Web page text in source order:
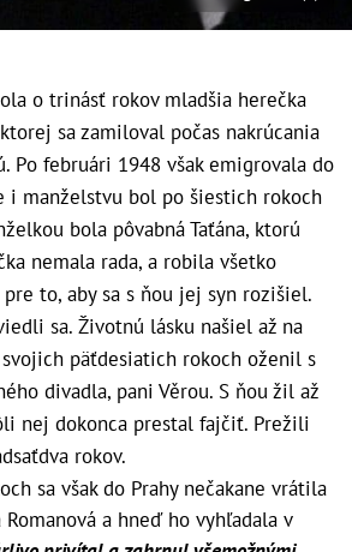
o trinásť rokov mladšia herečka
sa zamiloval počas nakrúcania
Po februári 1948 však emigrovala do
i manželstvu bol po šiestich rokoch
bola pôvabná Taťána, ktorú
nemala rada, a robila všetko
to, aby sa s ňou jej syn rozišiel.
sa. Životnú lásku našiel až na
päťdesiatich rokoch oženil s
divadla, pani Věrou. S ňou žil až
nej dokonca prestal fajčiť. Prežili
rokov.
sa však do Prahy nečakane vrátila
Romanová a hneď ho vyhľadala v